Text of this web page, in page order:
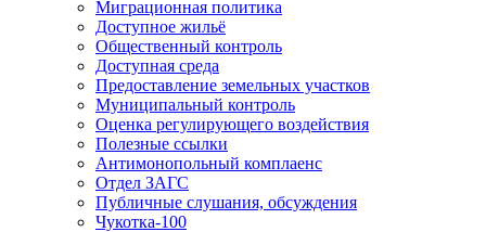
Миграционная политика
Доступное жильё
Общественный контроль
Доступная среда
Предоставление земельных участков
Муниципальный контроль
Оценка регулирующего воздействия
Полезные ссылки
Антимонопольный комплаенс
Отдел ЗАГС
Публичные слушания, обсуждения
Чукотка-100